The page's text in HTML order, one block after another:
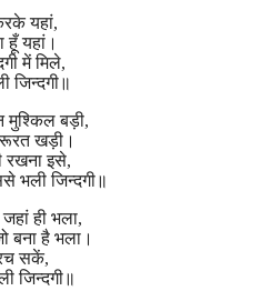
यहां,
हूँ यहां।
में मिले,
जिन्दगी॥
मुश्किल बड़ी,
खड़ी।
रखना इसे,
भली जिन्दगी॥
ही भला,
बना है भला।
सकें,
जिन्दगी॥